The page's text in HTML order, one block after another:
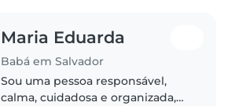
Maria Eduarda
Babá em Salvador
Sou uma pessoa responsável,
calma, cuidadosa e organizada,